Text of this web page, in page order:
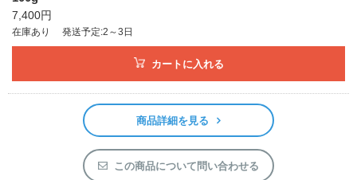
7,400円
在庫あり 発送予定:2～3日
カートに入れる
商品詳細を見る
この商品について問い合わせる